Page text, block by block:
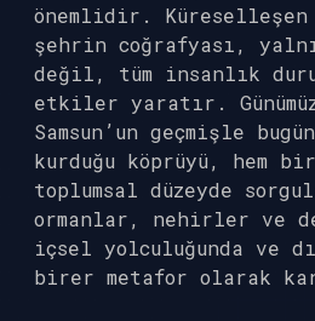
önemlidir.
şehrin coğrafyası,
değil, tüm insanlık
etkiler yaratır.
Samsun’un geçmişle
kurduğu köprüyü, hem
toplumsal düzeyde
ormanlar, nehirler ve
içsel yolculuğunda ve
birer metafor olarak